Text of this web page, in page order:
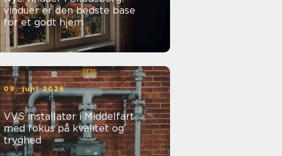
vinduer er den bedste base
for et godt hjem
09. juni 2026
VVS installatør i Middelfart
med fokus på kvalitet og
tryghed